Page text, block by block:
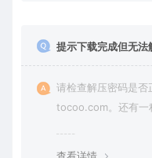
提示下载完成但无法
请检查解压密码是
tocoo.com。还有一